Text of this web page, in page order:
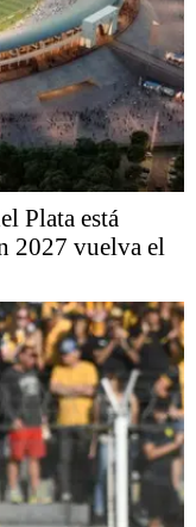
Plata está
2027 vuelva el